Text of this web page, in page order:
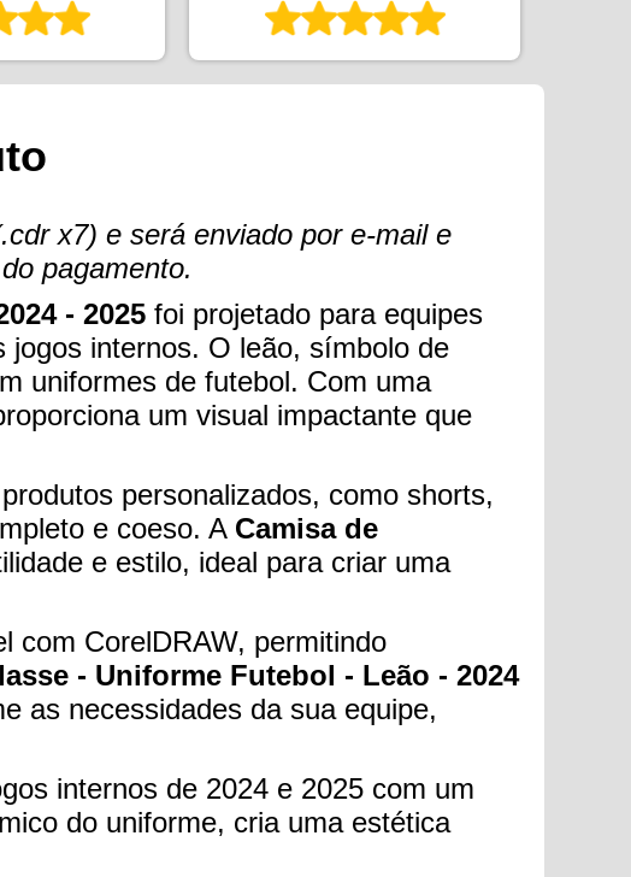
x7) e será enviado por e-mail e
pagamento.
- 2025 foi projetado para equipes
jogos internos. O leão, símbolo de
uniformes de futebol. Com uma
um visual impactante que
personalizados, como shorts,
e coeso. A Camisa de
e estilo, ideal para criar uma
com CorelDRAW, permitindo
- Uniforme Futebol - Leão - 2024
as necessidades da sua equipe,
internos de 2024 e 2025 com um
do uniforme, cria uma estética